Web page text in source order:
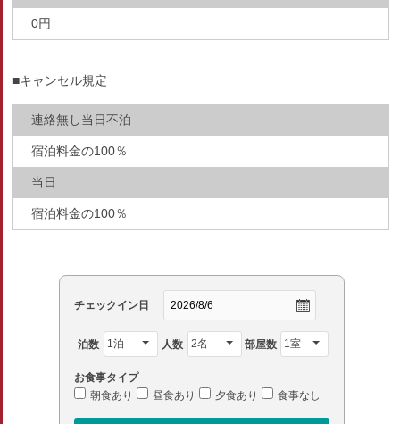
0円
■キャンセル規定
連絡無し当日不泊
宿泊料金の100％
当日
宿泊料金の100％
チェックイン日
泊数 人数 部屋数
お食事タイプ
朝食あり
昼食あり 夕食あり 食事なし